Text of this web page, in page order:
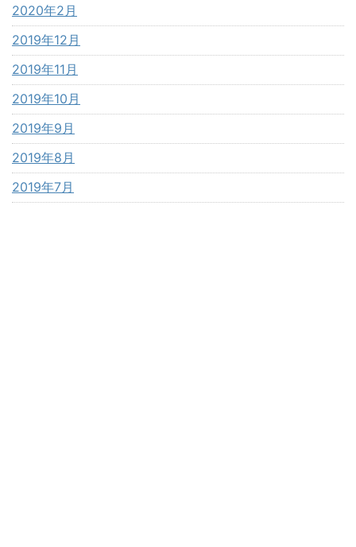
2020年2月
2019年12月
2019年11月
2019年10月
2019年9月
2019年8月
2019年7月